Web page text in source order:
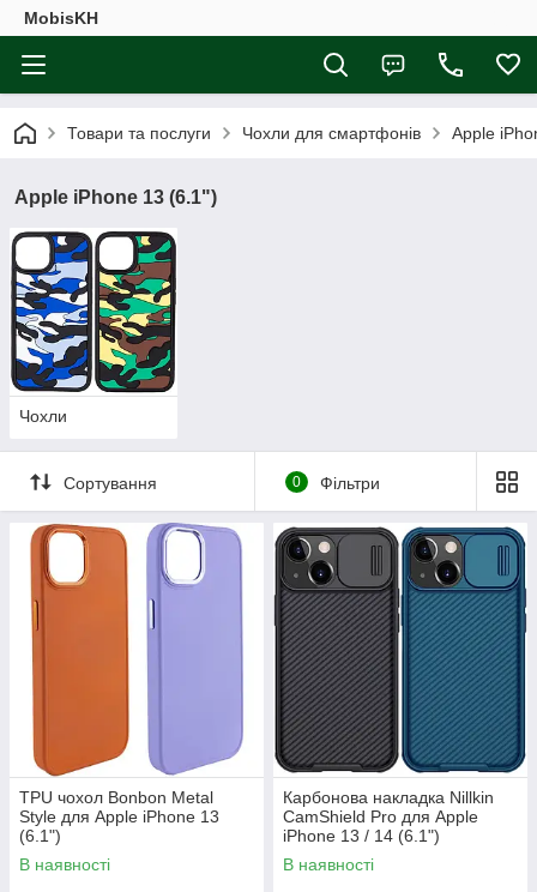
MobisKH
Товари та послуги Чохли для смартфонів Apple
Apple iPhone 13 (6.1")
Чохли
Сортування 0 Фільтри
TPU чохол Bonbon Metal
Style для Apple iPhone 13
(6.1")
В наявності
Карбонова накладка Nillkin
CamShield Pro для Apple
iPhone 13 / 14 (6.1")
В наявності